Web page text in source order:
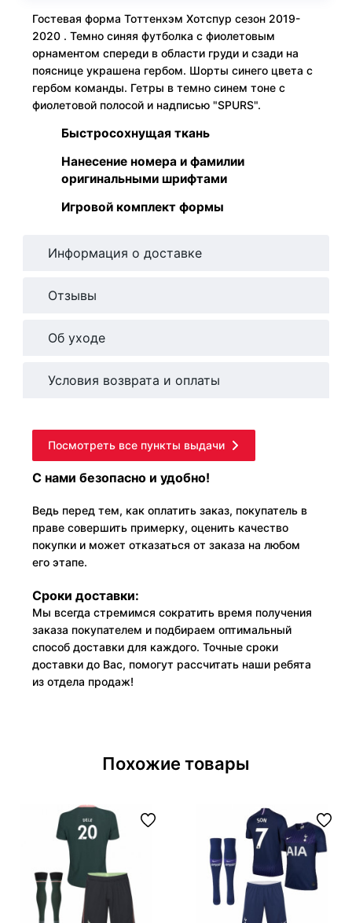
Гостевая форма Тоттенхэм Хотспур сезон 2019-
2020 . Темно синяя футболка с фиолетовым
орнаментом спереди в области груди и сзади на
пояснице украшена гербом. Шорты синего цвета с
гербом команды. Гетры в темно синем тоне с
фиолетовой полосой и надписью "SPURS".
Быстросохнущая ткань
Нанесение номера и фамилии
оригинальными шрифтами
Игровой комплект формы
Информация о доставке
Отзывы
Об уходе
Условия возврата и оплаты
Посмотреть все пункты выдачи
С нами безопасно и удобно!
Ведь перед тем, как оплатить заказ, покупатель в
праве совершить примерку, оценить качество
покупки и может отказаться от заказа на любом
его этапе.
Сроки доставки:
Мы всегда стремимся сократить время получения
заказа покупателем и подбираем оптимальный
способ доставки для каждого. Точные сроки
доставки до Вас, помогут рассчитать наши ребята
из отдела продаж!
Похожие товары